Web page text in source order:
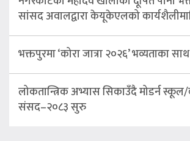
सांसद अवालद्वारा केयूकेएलको
भक्तपुरमा ‘कोरा जात्रा २०२६’ भव्यताका
लोकतान्त्रिक अभ्यास सिकाउँदै मोडर्न
संसद–२०८३ सुरु